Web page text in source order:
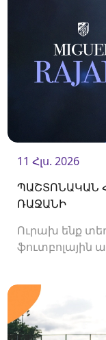
11 Հլս. 2026
ՊԱՇՏՈՆԱԿԱՆ
ՌԱՋԱՆԻ
Ուրախ ենք
ֆուտբոլային